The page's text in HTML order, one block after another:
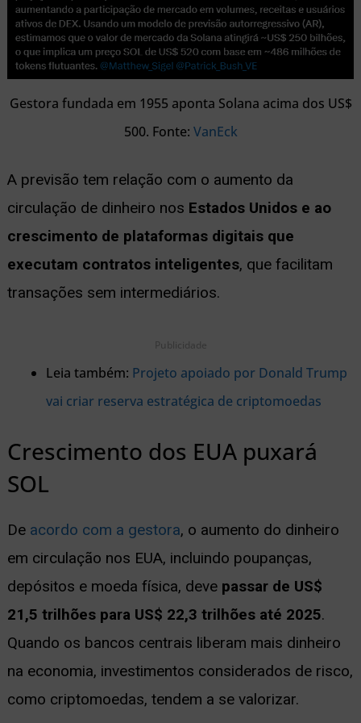
Gestora fundada em 1955 aponta Solana acima dos US$
500. Fonte: VanEck
A previsão tem relação com o aumento da
circulação de dinheiro nos Estados Unidos e ao
crescimento de plataformas digitais que
executam contratos inteligentes, que facilitam
transações sem intermediários.
Publicidade
Leia também: Projeto apoiado por Donald Trump
vai criar reserva estratégica de criptomoedas
Crescimento dos EUA puxará
SOL
De acordo com a gestora, o aumento do dinheiro
em circulação nos EUA, incluindo poupanças,
depósitos e moeda física, deve passar de US$
21,5 trilhões para US$ 22,3 trilhões até 2025.
Quando os bancos centrais liberam mais dinheiro
na economia, investimentos considerados de risco,
como criptomoedas, tendem a se valorizar.